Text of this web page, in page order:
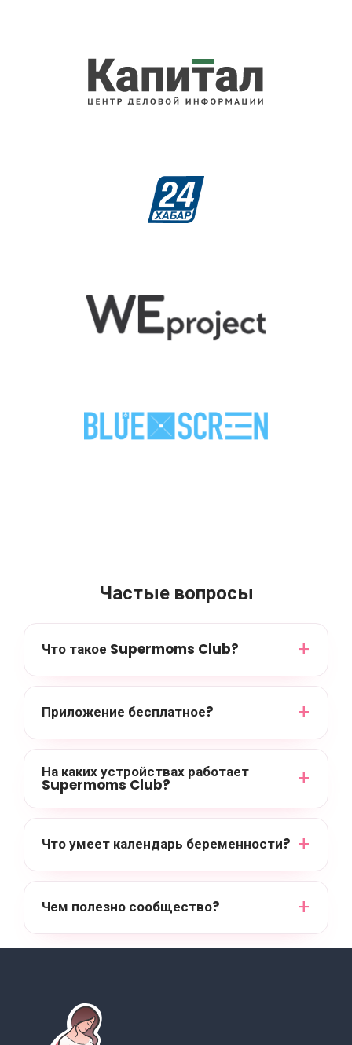
Частые вопросы
Что такое Supermoms Club?
Приложение бесплатное?
На каких устройствах работает
Supermoms Club?
Что умеет календарь беременности?
Чем полезно сообщество?